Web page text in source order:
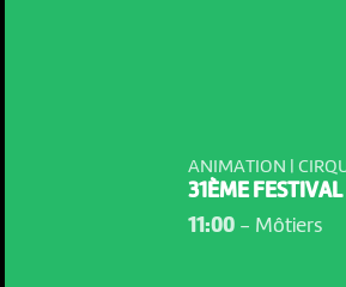
ANIMATION |
31ÈME
11:00- Môtiers